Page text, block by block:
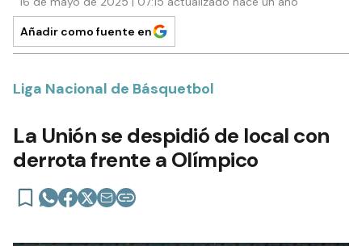
Añadir como fuente en
Liga Nacional de Básquetbol
La Unión se despidió de local con
derrota frente a Olímpico